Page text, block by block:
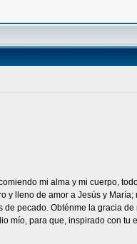
mi alma y mi cuerpo,
lleno de amor a Jesús y
pecado. Obténme la gracia
mío, para que, inspirado con